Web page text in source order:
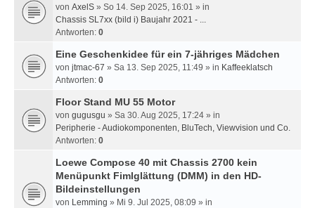
von AxelS » So 14. Sep 2025, 16:01 » in
Chassis SL7xx (bild i) Baujahr 2021 - ...
Antworten: 0
Eine Geschenkidee für ein 7-jähriges Mädchen
von jtmac-67 » Sa 13. Sep 2025, 11:49 » in Kaffeeklatsch
Antworten: 0
Floor Stand MU 55 Motor
von gugusgu » Sa 30. Aug 2025, 17:24 » in
Peripherie - Audiokomponenten, BluTech, Viewvision und Co.
Antworten: 0
Loewe Compose 40 mit Chassis 2700 kein
Menüpunkt Fimlglättung (DMM) in den HD-
Bildeinstellungen
von Lemming » Mi 9. Jul 2025, 08:09 » in